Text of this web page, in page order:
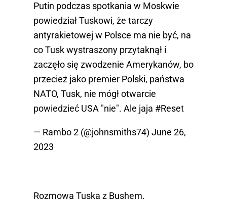
Putin podczas spotkania w Moskwie
powiedział Tuskowi, że tarczy
antyrakietowej w Polsce ma nie być, na
co Tusk wystraszony przytaknął i
zaczęło się zwodzenie Amerykanów, bo
przecież jako premier Polski, państwa
NATO, Tusk, nie mógł otwarcie
powiedzieć USA "nie". Ale jaja #Reset
— Rambo 2 (@johnsmiths74) June 26,
2023
Rozmowa Tuska z Bushem.